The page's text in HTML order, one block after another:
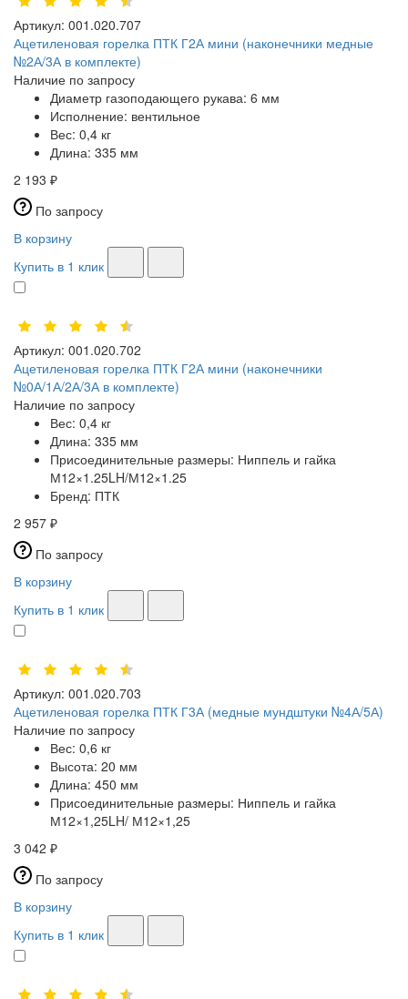
Артикул: 001.020.707
Ацетиленовая горелка ПТК Г2А мини (наконечники медные
№2А/3А в комплекте)
Наличие по запросу
Диаметр газоподающего рукава: 6 мм
Исполнение: вентильное
Вес: 0,4 кг
Длина: 335 мм
2 193 ₽
По запросу
В корзину
Купить в 1 клик
Артикул: 001.020.702
Ацетиленовая горелка ПТК Г2А мини (наконечники
№0А/1А/2А/3А в комплекте)
Наличие по запросу
Вес: 0,4 кг
Длина: 335 мм
Присоединительные размеры: Ниппель и гайка
М12×1.25LH/М12×1.25
Бренд: ПТК
2 957 ₽
По запросу
В корзину
Купить в 1 клик
Артикул: 001.020.703
Ацетиленовая горелка ПТК Г3А (медные мундштуки №4А/5А)
Наличие по запросу
Вес: 0,6 кг
Высота: 20 мм
Длина: 450 мм
Присоединительные размеры: Ниппель и гайка
М12×1,25LH/ М12×1,25
3 042 ₽
По запросу
В корзину
Купить в 1 клик